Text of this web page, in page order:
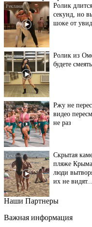
Ролик
секунд, но
шоке от
Ролик из
будете
Ржу не
видео
не раз
Скрытая
пляже
люди
их не видят...
Ролик длится
смеяться вы
Наши Партнеры
Важная информация